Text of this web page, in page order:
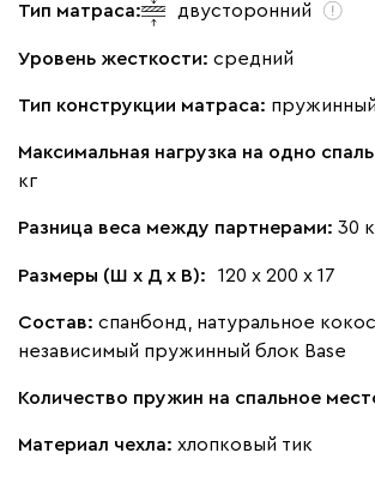
Тип матраса: двусторонний
Уровень жесткости: средний
Тип конструкции матраса: пружинный
Максимальная нагрузка на одно
кг
Разница веса между партнерами: 30
Размеры (Ш х Д х В): 120 х 200 х 17
Состав: спанбонд, натуральное
независимый пружинный блок Base
Количество пружин на спальное
Материал чехла: хлопковый тик